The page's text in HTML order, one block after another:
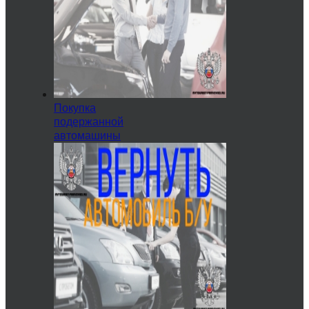
Покупка
подержанной
автомашины